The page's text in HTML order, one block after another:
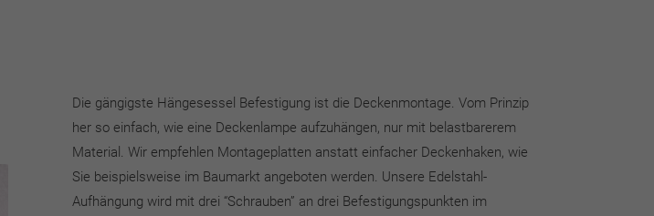
Die gängigste Hängesessel Befestigung ist die Deckenmontage. Vom Prinzip
her so einfach, wie eine Deckenlampe aufzuhängen, nur mit belastbarerem
Material. Wir empfehlen Montageplatten anstatt einfacher Deckenhaken, wie
Sie beispielsweise im Baumarkt angeboten werden. Unsere Edelstahl-
Aufhängung wird mit drei “Schrauben” an drei Befestigungspunkten im